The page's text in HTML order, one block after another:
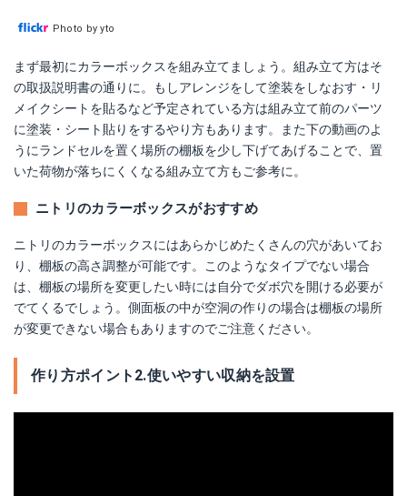
Photo by yto
まず最初にカラーボックスを組み立てましょう。組み立て方はそ
の取扱説明書の通りに。もしアレンジをして塗装をしなおす・リ
メイクシートを貼るなど予定されている方は組み立て前のパーツ
に塗装・シート貼りをするやり方もあります。また下の動画のよ
うにランドセルを置く場所の棚板を少し下げてあげることで、置
いた荷物が落ちにくくなる組み立て方もご参考に。
ニトリのカラーボックスがおすすめ
ニトリのカラーボックスにはあらかじめたくさんの穴があいてお
り、棚板の高さ調整が可能です。このようなタイプでない場合
は、棚板の場所を変更したい時には自分でダボ穴を開ける必要が
でてくるでしょう。側面板の中が空洞の作りの場合は棚板の場所
が変更できない場合もありますのでご注意ください。
作り方ポイント2.使いやすい収納を設置